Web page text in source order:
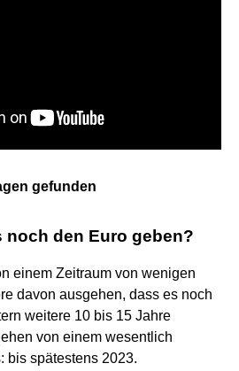
gefunden
noch den Euro geben?
einem Zeitraum von wenigen
davon ausgehen, dass es noch
weitere 10 bis 15 Jahre
von einem wesentlich
bis spätestens 2023.